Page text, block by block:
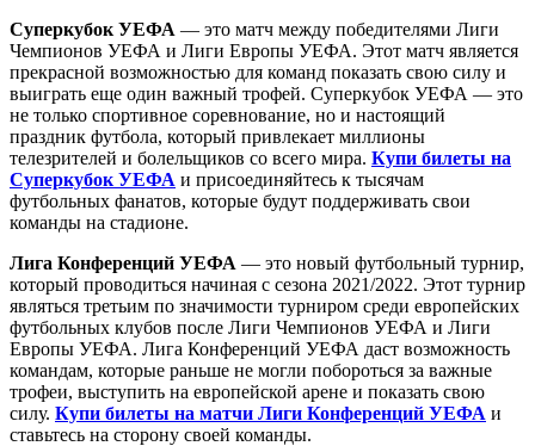
Суперкубок УЕФА — это матч между победителями Лиги
Чемпионов УЕФА и Лиги Европы УЕФА. Этот матч является
прекрасной возможностью для команд показать свою силу и
выиграть еще один важный трофей. Суперкубок УЕФА — это
не только спортивное соревнование, но и настоящий
праздник футбола, который привлекает миллионы
телезрителей и болельщиков со всего мира. Купи билеты на
Суперкубок УЕФА и присоединяйтесь к тысячам
футбольных фанатов, которые будут поддерживать свои
команды на стадионе.
Лига Конференций УЕФА — это новый футбольный турнир,
который проводиться начиная с сезона 2021/2022. Этот турнир
являться третьим по значимости турниром среди европейских
футбольных клубов после Лиги Чемпионов УЕФА и Лиги
Европы УЕФА. Лига Конференций УЕФА даст возможность
командам, которые раньше не могли побороться за важные
трофеи, выступить на европейской арене и показать свою
силу. Купи билеты на матчи Лиги Конференций УЕФА и
ставьтесь на сторону своей команды.